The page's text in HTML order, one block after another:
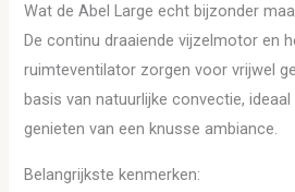
Wat de Abel Large echt bijzonder
De continu draaiende vijzelmotor en
ruimteventilator zorgen voor vrijwel
basis van natuurlijke convectie,
genieten van een knusse ambiance.
Belangrijkste kenmerken: